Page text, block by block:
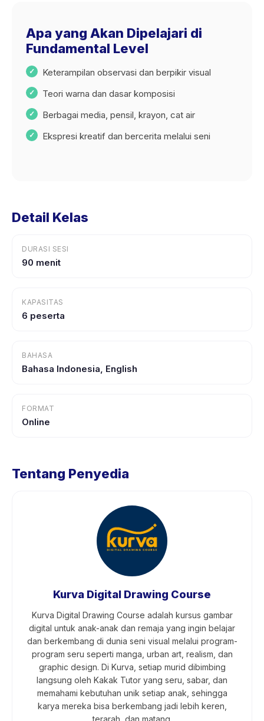
Apa yang Akan Dipelajari di
Fundamental Level
Keterampilan observasi dan berpikir visual
Teori warna dan dasar komposisi
Berbagai media, pensil, krayon, cat air
Ekspresi kreatif dan bercerita melalui seni
Detail Kelas
DURASI SESI
90 menit
KAPASITAS
6 peserta
BAHASA
Bahasa Indonesia, English
FORMAT
Online
Tentang Penyedia
Kurva Digital Drawing Course
Kurva Digital Drawing Course adalah kursus gambar
digital untuk anak-anak dan remaja yang ingin belajar
dan berkembang di dunia seni visual melalui program-
program seru seperti manga, urban art, realism, dan
graphic design. Di Kurva, setiap murid dibimbing
langsung oleh Kakak Tutor yang seru, sabar, dan
memahami kebutuhan unik setiap anak, sehingga
karya mereka bisa berkembang jadi lebih keren,
terarah, dan matang.